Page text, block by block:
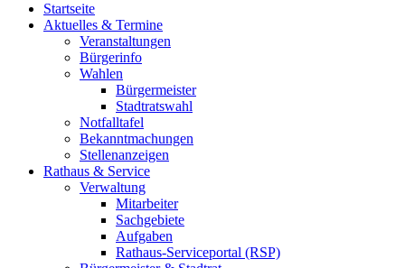
Startseite
Aktuelles & Termine
Veranstaltungen
Bürgerinfo
Wahlen
Bürgermeister
Stadtratswahl
Notfalltafel
Bekanntmachungen
Stellenanzeigen
Rathaus & Service
Verwaltung
Mitarbeiter
Sachgebiete
Aufgaben
Rathaus-Serviceportal (RSP)